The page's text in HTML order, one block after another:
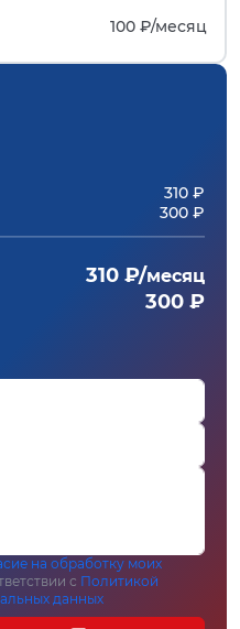
100 ₽/месяц
310 ₽
300 ₽
310 ₽/месяц
300 ₽
на обработку моих
с Политикой
данных